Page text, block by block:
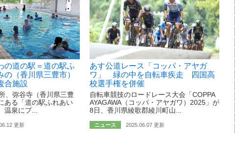
道の駅＝道の駅ふ
の（香川県三豊市）
合施設
、弥谷寺（香川県三豊
ある「道の駅ふれあい
温泉にプ...
更新
あす公道レース「コッパ・アヤガ
ワ」 緑の中を自転車疾走 四国高
校選手権を併催
自転車競技のロードレース大会「COPPA
AYAGAWA（コッパ・アヤガワ）2025」が
8日、香川県綾歌郡綾川町山...
ニュース 2025.06.07 更新